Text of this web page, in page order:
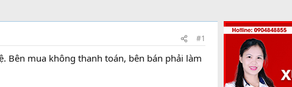
#1
Bên mua không thanh toán, bên bán phải làm